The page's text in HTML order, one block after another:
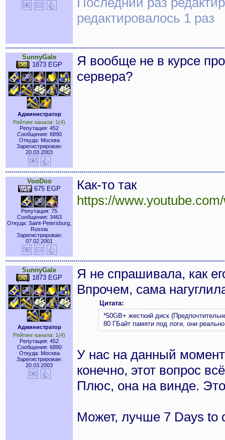
редактировалось 1 раз
SunnyGale
1873 EGP
Администратор
Рейтинг канала: 1(4)
Репутация: 452
Сообщения: 6890
Откуда: Москва
Зарегистрирован:
20.03.2003
Я вообще не в курсе
сервера?
VooDoo
675 EGP
Репутация: 75
Сообщения: 3463
Откуда: Saint-Petersburg,
Russia
Зарегистрирован:
07.02.2001
Как-то так
https://
SunnyGale
1873 EGP
Администратор
Рейтинг канала: 1(4)
Репутация: 452
Сообщения: 6890
Откуда: Москва
Зарегистрирован:
20.03.2003
Я не спрашивала, как
Впрочем, сама
Цитата:
*50GB+ жесткий диск
80 ГБайт памяти под логи, они
У нас на данный
конечно, этот вопрос
Плюс, она на винде.
Может, лучше 7 Days to